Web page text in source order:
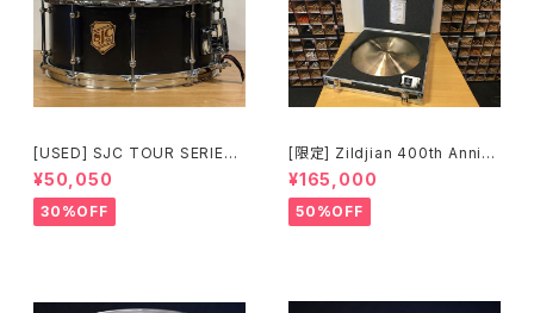
[USED] SJC TOUR SERIES
SNARE 14 × 6.5 マットブラッ
ク
¥50,050
30%OFF
[限定] Zildjian 400th Anniv
ersary Limited Edition Vaul
t Cymbals Vintage A Ride
20" 1697g No.80 /200
¥165,000
50%OFF